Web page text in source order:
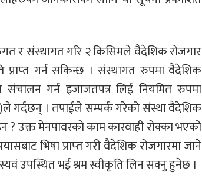
र संस्थागत गरि २ किसिमले वैदेशिक रोजगार
प्राप्‍त गर्न सकिन्छ । संस्थागत रुपमा वैदेशिक
संचालन गर्न इजाजतपत्र लिई नियमित रुपमा
गर्दछन् । तपाईले सम्पर्क गरेको संस्था वैदेशिक
? उक्त मेनपावरको काम कारवाही रोक्का भएको
भिषा प्राप्‍त गरी वैदेशिक रोजगारमा जाने
उपस्थित भई श्रम स्वीकृति लिन सक्नु हुनेछ ।